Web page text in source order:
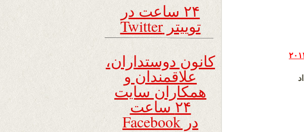
۲۴ ساعت در
توییتر Twitter
کانون دوستداران،
علاقمندان و
همکاران سایت
۲۴ ساعت
در Facebook